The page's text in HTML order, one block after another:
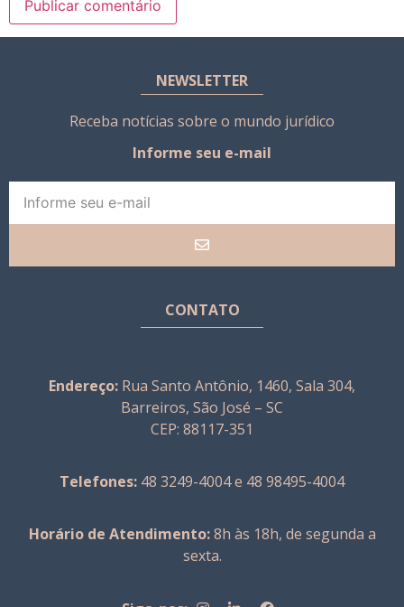
NEWSLETTER
Receba notícias sobre o mundo jurídico
Informe seu e-mail
CONTATO
Endereço: Rua Santo Antônio, 1460, Sala 304,
Barreiros, São José – SC
CEP: 88117-351
Telefones: 48 3249-4004 e 48 98495-4004
Horário de Atendimento:8h às 18h, de segunda a
sexta.